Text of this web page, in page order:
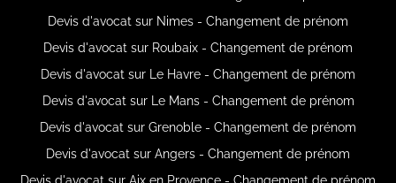
Devis d'avocat sur Nimes - Changement de prénom
Devis d'avocat sur Roubaix - Changement de prénom
Devis d'avocat sur Le Havre - Changement de prénom
Devis d'avocat sur Le Mans - Changement de prénom
Devis d'avocat sur Grenoble - Changement de prénom
Devis d'avocat sur Angers - Changement de prénom